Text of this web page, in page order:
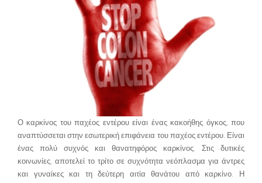
Ο καρκίνος του παχέος εντέρου είναι ένας κακοήθης όγκος, που
αναπτύσσεται στην εσωτερική επιφάνεια του παχέος εντέρου. Είναι
ένας πολύ συχνός και θανατηφόρος καρκίνος. Στις δυτικές
κοινωνίες, αποτελεί το τρίτο σε συχνότητα νεόπλασμα για άντρες
και γυναίκες και τη δεύτερη αιτία θανάτου από καρκίνο. Η